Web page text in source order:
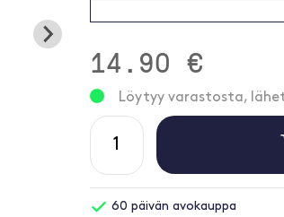
14.90 €
Löytyy varastosta,
60 päivän avokauppa